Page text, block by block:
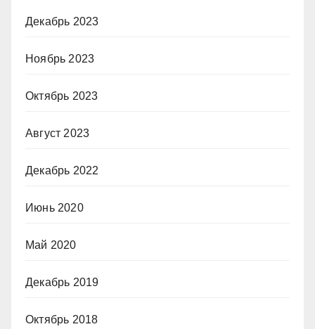
Декабрь 2023
Ноябрь 2023
Октябрь 2023
Август 2023
Декабрь 2022
Июнь 2020
Май 2020
Декабрь 2019
Октябрь 2018